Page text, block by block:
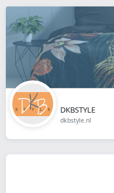
DKBSTYLE
dkbstyle.nl